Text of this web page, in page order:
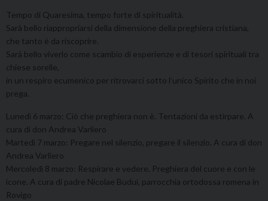
Tempo di Quaresima, tempo forte di spiritualità.
Sarà bello riappropriarsi della dimensione della preghiera cristiana,
che tanto è da riscoprire.
Sarà bello viverlo come scambio di esperienze e di tesori spirituali tra
chiese sorelle,
in un respiro ecumenico per ritrovarci sotto l’unico Spirito che in noi
prega.
Lunedì 6 marzo: Ciò che preghiera non è. Tentazioni da estirpare. A
cura di don Andrea Varliero
Martedì 7 marzo: Pregare nel silenzio, pregare il silenzio. A cura di don
Andrea Varliero
Mercoledì 8 marzo: Respirare e vedere. Preghiera del cuore e con le
icone. A cura di padre Nicolae Budui, parrocchia ortodossa romena in
Rovigo